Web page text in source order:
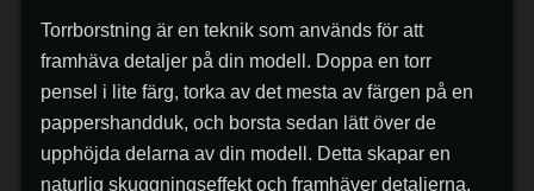
Torrborstning är en teknik som används för att
framhäva detaljer på din modell. Doppa en torr
pensel i lite färg, torka av det mesta av färgen på en
pappershandduk, och borsta sedan lätt över de
upphöjda delarna av din modell. Detta skapar en
naturlig skuggningseffekt och framhäver detaljerna.